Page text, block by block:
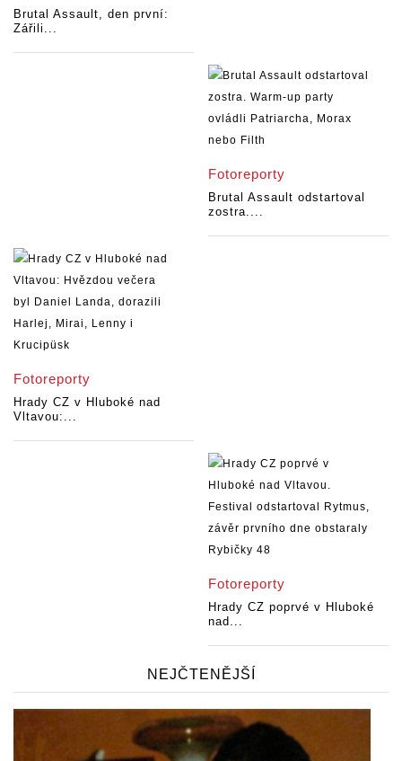
Brutal Assault, den první:
Zářili...
Fotoreporty
Brutal Assault odstartoval
zostra....
Fotoreporty
Hrady CZ v Hluboké nad
Vltavou:...
Fotoreporty
Hrady CZ poprvé v Hluboké
nad...
NEJČTENĚJŠÍ